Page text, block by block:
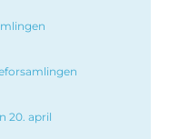
20. april